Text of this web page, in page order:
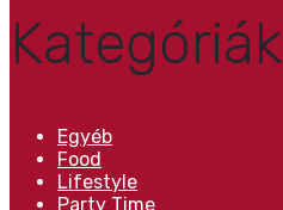
Kategóriák
Egyéb
Food
Lifestyle
Party Time